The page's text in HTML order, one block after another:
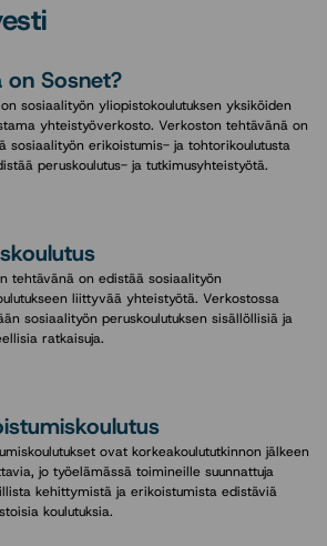
on Sosnet?
sosiaalityön yliopistokoulutuksen yksiköiden
yhteistyöverkosto. Verkoston tehtävänä on
sosiaalityön erikoistumis- ja tohtorikoulutusta
peruskoulutus- ja tutkimusyhteistyötä.
tehtävänä on edistää sosiaalityön
liittyvää yhteistyötä. Verkostossa
sosiaalityön peruskoulutuksen sisällöllisiä ja
ratkaisuja.
ovat korkeakoulututkinnon jälkeen
jo työelämässä toimineille suunnattuja
kehittymistä ja erikoistumista edistäviä
koulutuksia.